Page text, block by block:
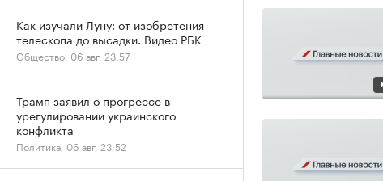
Как изучали Луну: от изобретения
телескопа до высадки. Видео РБК
Общество, 06 авг, 23:57
Трамп заявил о прогрессе в
урегулировании украинского
конфликта
Политика, 06 авг, 23:52